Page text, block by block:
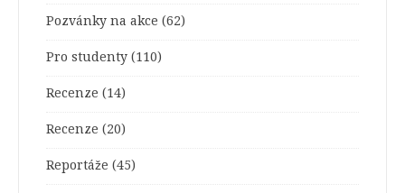
Pozvánky na akce (62)
Pro studenty (110)
Recenze (14)
Recenze (20)
Reportáže (45)